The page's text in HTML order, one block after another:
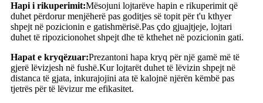
Hapi i rikuperimit:Mësojuni lojtarëve hapin e rikuperimit që
duhet përdorur menjëherë pas goditjes së topit për t'u kthyer
shpejt në pozicionin e gatishmërisë.Pas çdo gjuajtjeje, lojtari
duhet të ripozicionohet shpejt dhe të kthehet në pozicionin gati.
Hapat e kryqëzuar:Prezantoni hapa kryq për një gamë më të
gjerë lëvizjesh në fushë.Kur lojtarët duhet të lëvizin shpejt në
distanca të gjata, inkurajojini ata të kalojnë njërën këmbë pas
tjetrës për të lëvizur me efikasitet.